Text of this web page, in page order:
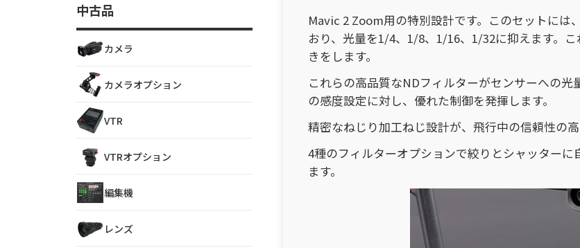
Mavic 2 Zoom用の特別設計です。このセットには
おり、光量を1/4、1/8、1/16、1/32に抑えます。
きをします。
これらの高品質なNDフィルターがセンサーへの
の感度設定に対し、優れた制御を発揮します。
精密なねじり加工ねじ設計が、飛行中の信頼性の
4種のフィルターオプションで絞りとシャッター
ます。
中古品
カメラ
カメラオプション
VTR
VTRオプション
編集機
レンズ